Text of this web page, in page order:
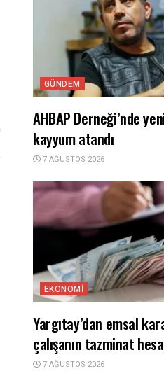
GÜNDEM
AHBAP Derneği’nde
kayyum atandı
7 AĞUSTOS 2026
EKONOMI
Yargıtay’dan emsal
çalışanın tazminat
7 AĞUSTOS 2026